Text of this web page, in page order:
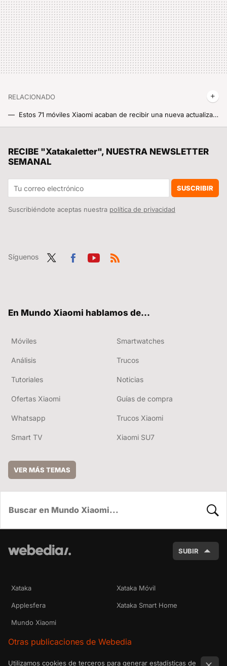
RELACIONADO
Estos 71 móviles Xiaomi acaban de recibir una nueva actualización de HyperOS 2, desde Taiwán a Rusia pasando por Europa
El ambicioso objetivo IA de Xiaomi que le va a costar 7.700 millones de euros: un agente IA como ningún otro
RECIBE "Xatakaletter", NUESTRA NEWSLETTER
SEMANAL
SUSCRIBIR
Suscribiéndote aceptas nuestra política de privacidad
Síguenos
En Mundo Xiaomi hablamos de...
Móviles Smartwatches
Análisis Trucos
Tutoriales Noticias
Ofertas Xiaomi Guías de compra
Whatsapp Trucos Xiaomi
Smart TV Xiaomi SU7
VER MÁS TEMAS
SUBIR
Xataka Xataka Móvil
Applesfera Xataka Smart Home
Mundo Xiaomi
Otras publicaciones de Webedia
Utilizamos cookies de terceros para generar estadísticas de